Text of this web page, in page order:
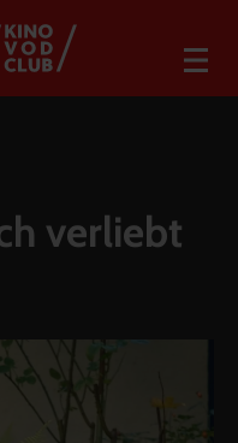
verliebt